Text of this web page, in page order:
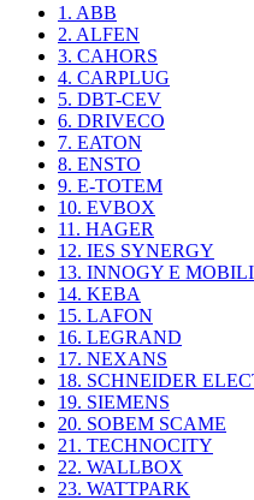
1. ABB
2. ALFEN
3. CAHORS
4. CARPLUG
5. DBT-CEV
6. DRIVECO
7. EATON
8. ENSTO
9. E-TOTEM
10. EVBOX
11. HAGER
12. IES SYNERGY
13. INNOGY E
14. KEBA
15. LAFON
16. LEGRAND
17. NEXANS
18. SCHNEIDER
19. SIEMENS
20. SOBEM SCAME
21. TECHNOCITY
22. WALLBOX
23. WATTPARK